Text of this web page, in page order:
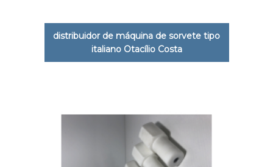
distribuidor de máquina de sorvete tipo
italiano Otacílio Costa